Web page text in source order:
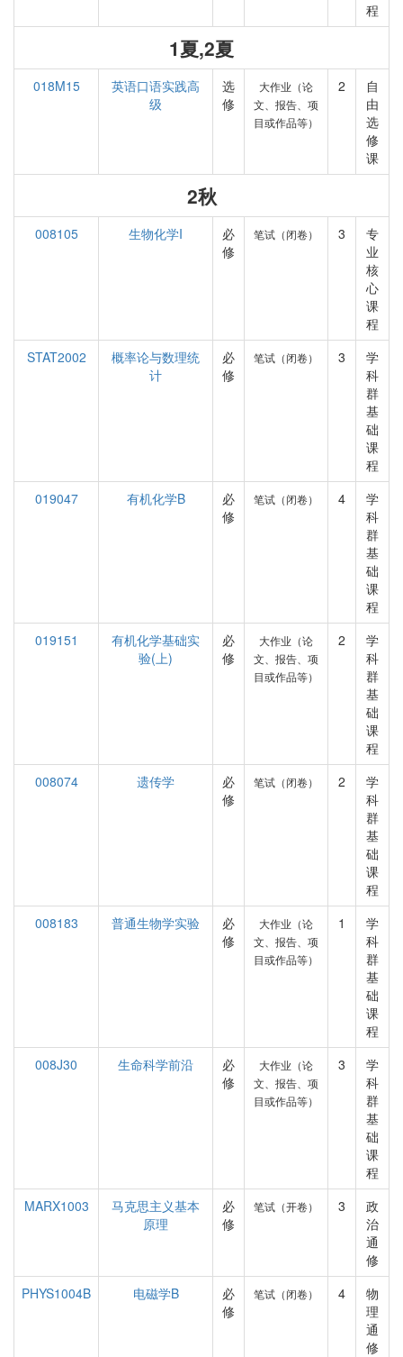
程
1夏,2夏
018M15
英语口语实践高
级
选
修
大作业（论
文、报告、项
目或作品等）
2
自
由
选
修
课
2秋
008105 生物化学I
必
修
笔试（闭卷） 3
专
业
核
心
课
程
STAT2002
概率论与数理统
计
必
修
笔试（闭卷） 3
学
科
群
基
础
课
程
019047
有机化学B
必
修
笔试（闭卷） 4
学
科
群
基
础
课
程
019151
有机化学基础实
验(上)
必
修
大作业（论
文、报告、项
目或作品等）
2
学
科
群
基
础
课
程
008074
遗传学
必
修
笔试（闭卷） 2
学
科
群
基
础
课
程
008183
普通生物学实验
必
修
大作业（论
文、报告、项
目或作品等）
1
学
科
群
基
础
课
程
008J30
生命科学前沿
必
修
大作业（论
文、报告、项
目或作品等）
3
学
科
群
基
础
课
程
MARX1003
马克思主义基本
原理
必
修
笔试（开卷） 3
政
治
通
修
PHYS1004B
电磁学B
必
修
笔试（闭卷） 4
物
理
通
修